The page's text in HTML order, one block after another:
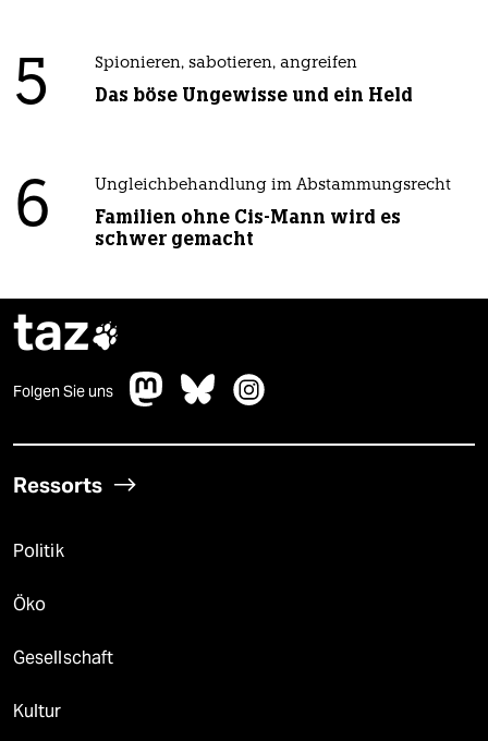
5 Spionieren, sabotieren, angreifen
Das böse Ungewisse und ein Held
6 Ungleichbehandlung im Abstammungsrecht
Familien ohne Cis-Mann wird es
schwer gemacht
taz
Folgen Sie uns
Ressorts
Politik
Öko
Gesellschaft
Kultur